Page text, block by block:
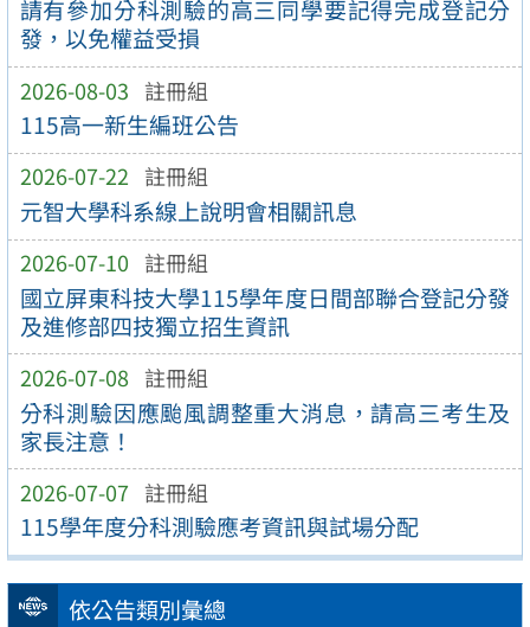
請有參加分科測驗的高三同學要記得完成登記分
發，以免權益受損
2026-08-03 註冊組
115高一新生編班公告
2026-07-22 註冊組
元智大學科系線上說明會相關訊息
2026-07-10 註冊組
國立屏東科技大學115學年度日間部聯合登記分發
及進修部四技獨立招生資訊
2026-07-08 註冊組
分科測驗因應颱風調整重大消息，請高三考生及
家長注意！
2026-07-07 註冊組
115學年度分科測驗應考資訊與試場分配
依公告類別彙總